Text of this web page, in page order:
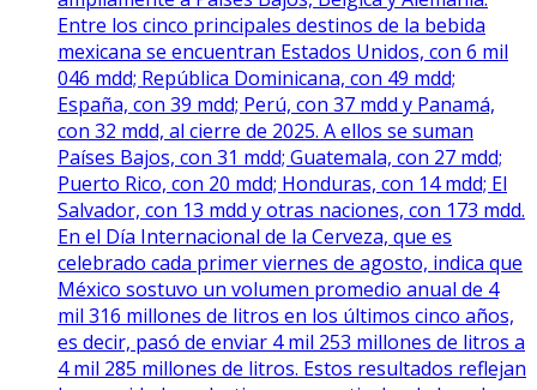
Entre los cinco principales destinos de la bebida
mexicana se encuentran Estados Unidos, con 6 mil
046 mdd; República Dominicana, con 49 mdd;
España, con 39 mdd; Perú, con 37 mdd y Panamá,
con 32 mdd, al cierre de 2025. A ellos se suman
Países Bajos, con 31 mdd; Guatemala, con 27 mdd;
Puerto Rico, con 20 mdd; Honduras, con 14 mdd; El
Salvador, con 13 mdd y otras naciones, con 173 mdd.
En el Día Internacional de la Cerveza, que es
celebrado cada primer viernes de agosto, indica que
México sostuvo un volumen promedio anual de 4
mil 316 millones de litros en los últimos cinco años,
es decir, pasó de enviar 4 mil 253 millones de litros a
4 mil 285 millones de litros. Estos resultados reflejan